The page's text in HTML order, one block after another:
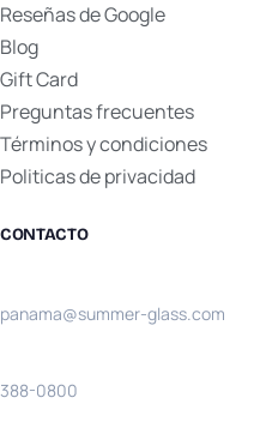
Reseñas de Google
Blog
Gift Card
Preguntas frecuentes
Términos y condiciones
Politicas de privacidad
CONTACTO
panama@summer-glass.com
388-0800